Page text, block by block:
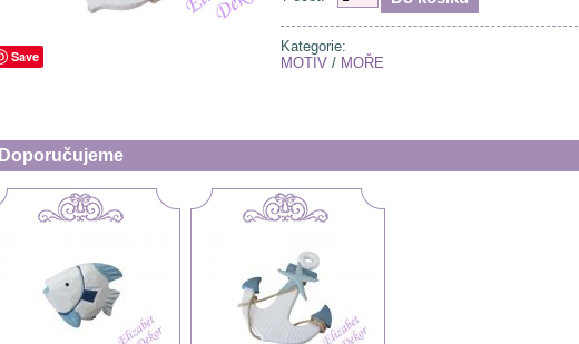
Save
Kategorie:
MOTIV / MOŘE
Doporučujeme